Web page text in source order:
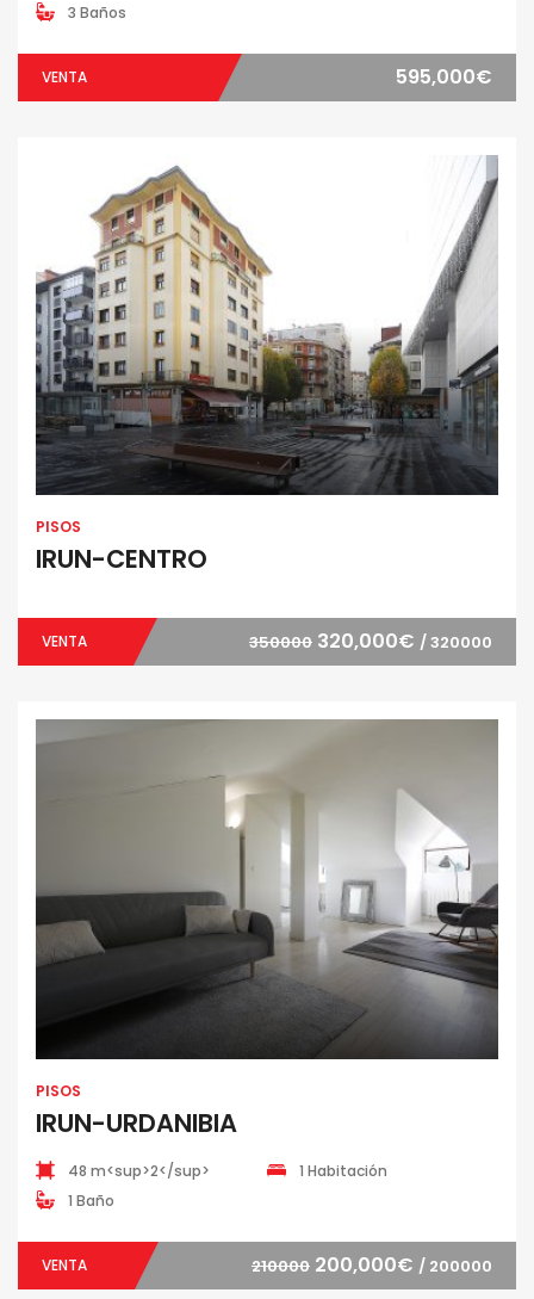
3 Baños
VENTA 595,000€
PISOS
IRUN-CENTRO
VENTA 350000 320,000€ / 320000
PISOS
IRUN-URDANIBIA
48 m<sup>2</sup>
1 Habitación
1 Baño
VENTA 210000 200,000€ / 200000